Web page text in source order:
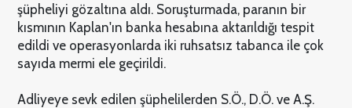
şüpheliyi gözaltına aldı. Soruşturmada, paranın bir
kısmının Kaplan'ın banka hesabına aktarıldığı tespit
edildi ve operasyonlarda iki ruhsatsız tabanca ile çok
sayıda mermi ele geçirildi.
Adliyeye sevk edilen şüphelilerden S.Ö., D.Ö. ve A.Ş.